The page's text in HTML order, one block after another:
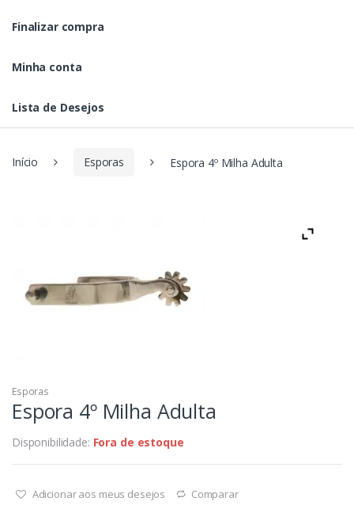
Finalizar compra
Minha conta
Lista de Desejos
Início Esporas Espora 4º Milha Adulta
Esporas
Espora 4º Milha Adulta
Disponibilidade: Fora de estoque
Adicionar aos meus desejos Comparar